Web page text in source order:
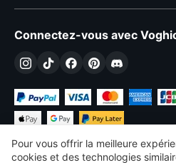
Connectez-vous avec
Pour vous offrir la meilleure
cookies et des technologies